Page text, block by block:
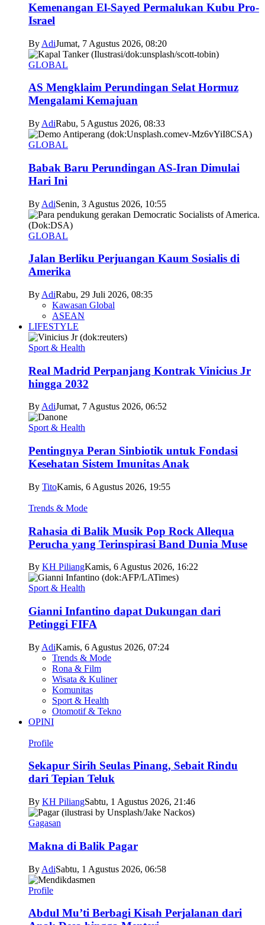
Kemenangan El-Sayed Permalukan Kubu Pro-
Israel
By AdiJumat, 7 Agustus 2026, 08:20
GLOBAL
AS Mengklaim Perundingan Selat Hormuz
Mengalami Kemajuan
By AdiRabu, 5 Agustus 2026, 08:33
GLOBAL
Babak Baru Perundingan AS-Iran Dimulai
Hari Ini
By AdiSenin, 3 Agustus 2026, 10:55
GLOBAL
Jalan Berliku Perjuangan Kaum Sosialis di
Amerika
By AdiRabu, 29 Juli 2026, 08:35
Kawasan Global
ASEAN
LIFESTYLE
Sport & Health
Real Madrid Perpanjang Kontrak Vinicius Jr
hingga 2032
ByAdiJumat, 7 Agustus 2026, 06:52
Sport & Health
Pentingnya Peran Sinbiotik untuk Fondasi
Kesehatan Sistem Imunitas Anak
By TitoKamis, 6 Agustus 2026, 19:55
Trends & Mode
Rahasia di Balik Musik Pop Rock Allequa
Perucha yang Terinspirasi Band Dunia Muse
By KH PiliangKamis, 6 Agustus 2026, 16:22
Sport & Health
Gianni Infantino dapat Dukungan dari
Petinggi FIFA
By AdiKamis, 6 Agustus 2026, 07:24
Trends & Mode
Rona & Film
Wisata & Kuliner
Komunitas
Sport & Health
Otomotif & Tekno
OPINI
Profile
Sekapur Sirih Seulas Pinang, Sebait Rindu
dari Tepian Teluk
By KH PiliangSabtu, 1 Agustus 2026, 21:46
Gagasan
Makna di Balik Pagar
By AdiSabtu, 1 Agustus 2026, 06:58
Profile
Abdul Mu’ti Berbagi Kisah Perjalanan dari